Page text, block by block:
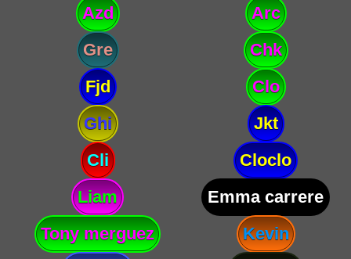
Azd
Arc
Gre
Chk
Fjd
Clo
Ghi
Jkt
Cli
Cloclo
Liam
Emma carrere
Tony merguez
Kevin